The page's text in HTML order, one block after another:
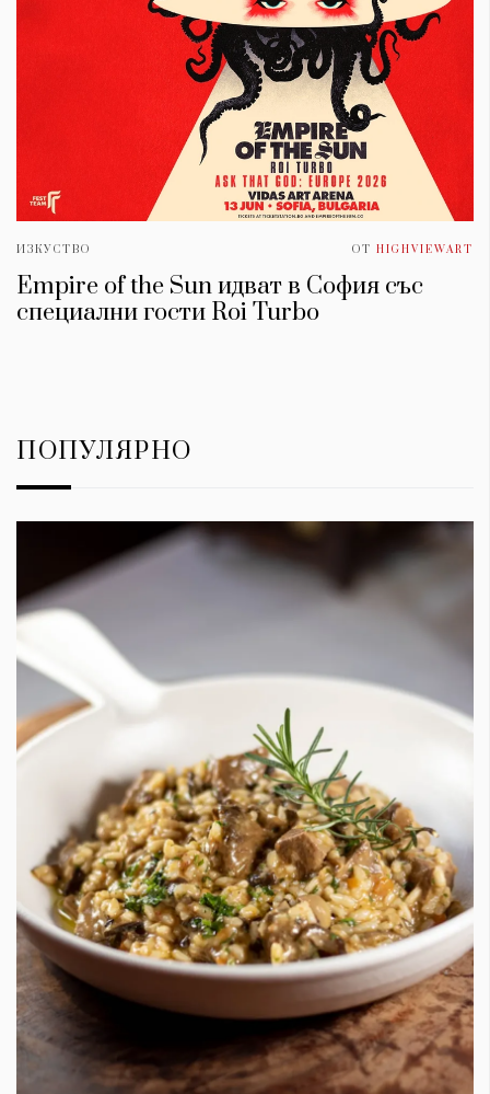
ИЗКУСТВО ОТ HIGHVIEWART
Empire of the Sun идват в София със
специални гости Roi Turbo
ПОПУЛЯРНО